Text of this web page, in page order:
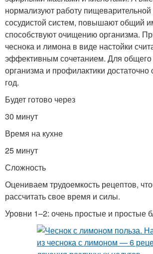
нормализуют работу пищеварительной
сосудистой систем, повышают общий
способствуют очищению организма.
чеснока и лимона в виде настойки
эффективным сочетанием. Для общего
организма и профилактики достаточно
год.
Будет готово через
30 минут
Время на кухне
25 минут
Сложность
Оцениваем трудоемкость рецептов,
рассчитать свое время и силы.
Уровни 1–2: очень простые и простые